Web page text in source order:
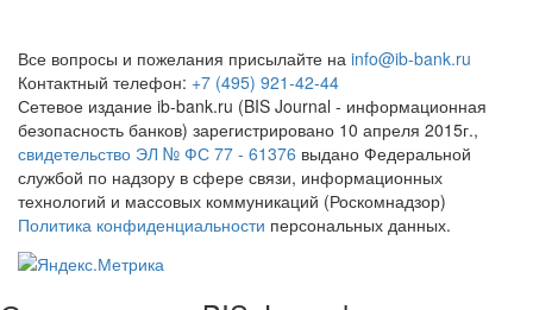
Все вопросы и пожелания присылайте на info@ib-bank.ru
Контактный телефон: +7 (495) 921-42-44
Сетевое издание ib-bank.ru (BIS Journal - информационная
безопасность банков) зарегистрировано 10 апреля 2015г.,
свидетельство ЭЛ № ФС 77 - 61376 выдано Федеральной
службой по надзору в сфере связи, информационных
технологий и массовых коммуникаций (Роскомнадзор)
Политика конфиденциальности персональных данных.